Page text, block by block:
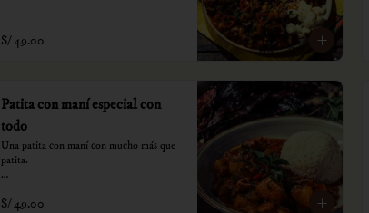
recargo al consumo.
S/ 49.00
Patita con maní especial con
todo
Una patita con maní con mucho más que
patita.
soles e incluyen impuestos de ley y
S/ 49.00